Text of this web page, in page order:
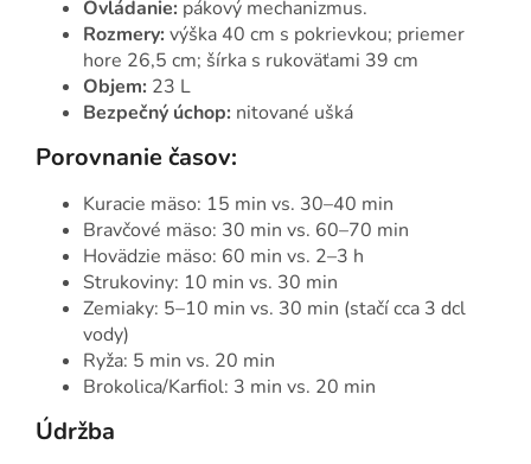
Ovládanie: pákový mechanizmus.
Rozmery: výška 40 cm s pokrievkou; priemer
hore 26,5 cm; šírka s rukoväťami 39 cm
Objem: 23 L
Bezpečný úchop: nitované ušká
Porovnanie časov:
Kuracie mäso: 15 min vs. 30–40 min
Bravčové mäso: 30 min vs. 60–70 min
Hovädzie mäso: 60 min vs. 2–3 h
Strukoviny: 10 min vs. 30 min
Zemiaky: 5–10 min vs. 30 min (stačí cca 3 dcl
vody)
Ryža: 5 min vs. 20 min
Brokolica/Karfiol: 3 min vs. 20 min
Údržba